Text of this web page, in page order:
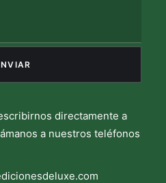
directamente a
a nuestros teléfonos